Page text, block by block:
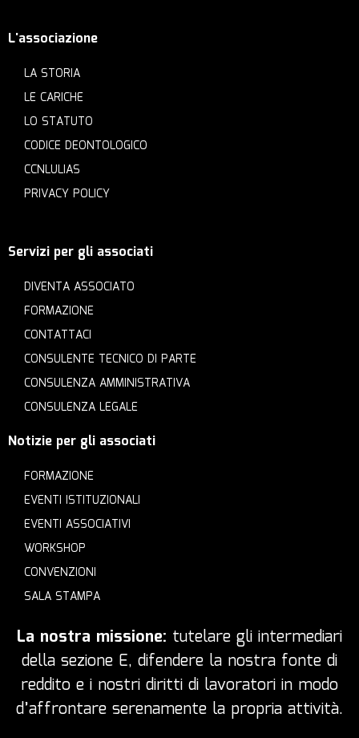
L'associazione
LA STORIA
LE CARICHE
LO STATUTO
CODICE DEONTOLOGICO
CCNLULIAS
PRIVACY POLICY
Servizi per gli associati
DIVENTA ASSOCIATO
FORMAZIONE
CONTATTACI
CONSULENTE TECNICO DI PARTE
CONSULENZA AMMINISTRATIVA
CONSULENZA LEGALE
Notizie per gli associati
FORMAZIONE
EVENTI ISTITUZIONALI
EVENTI ASSOCIATIVI
WORKSHOP
CONVENZIONI
SALA STAMPA
La nostra missione: tutelare gli intermediari
della sezione E, difendere la nostra fonte di
reddito e i nostri diritti di lavoratori in modo
d’affrontare serenamente la propria attività.